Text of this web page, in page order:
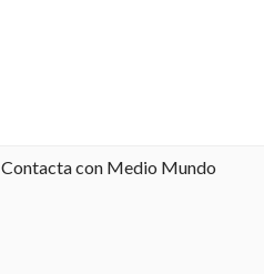
Contacta con Medio Mundo